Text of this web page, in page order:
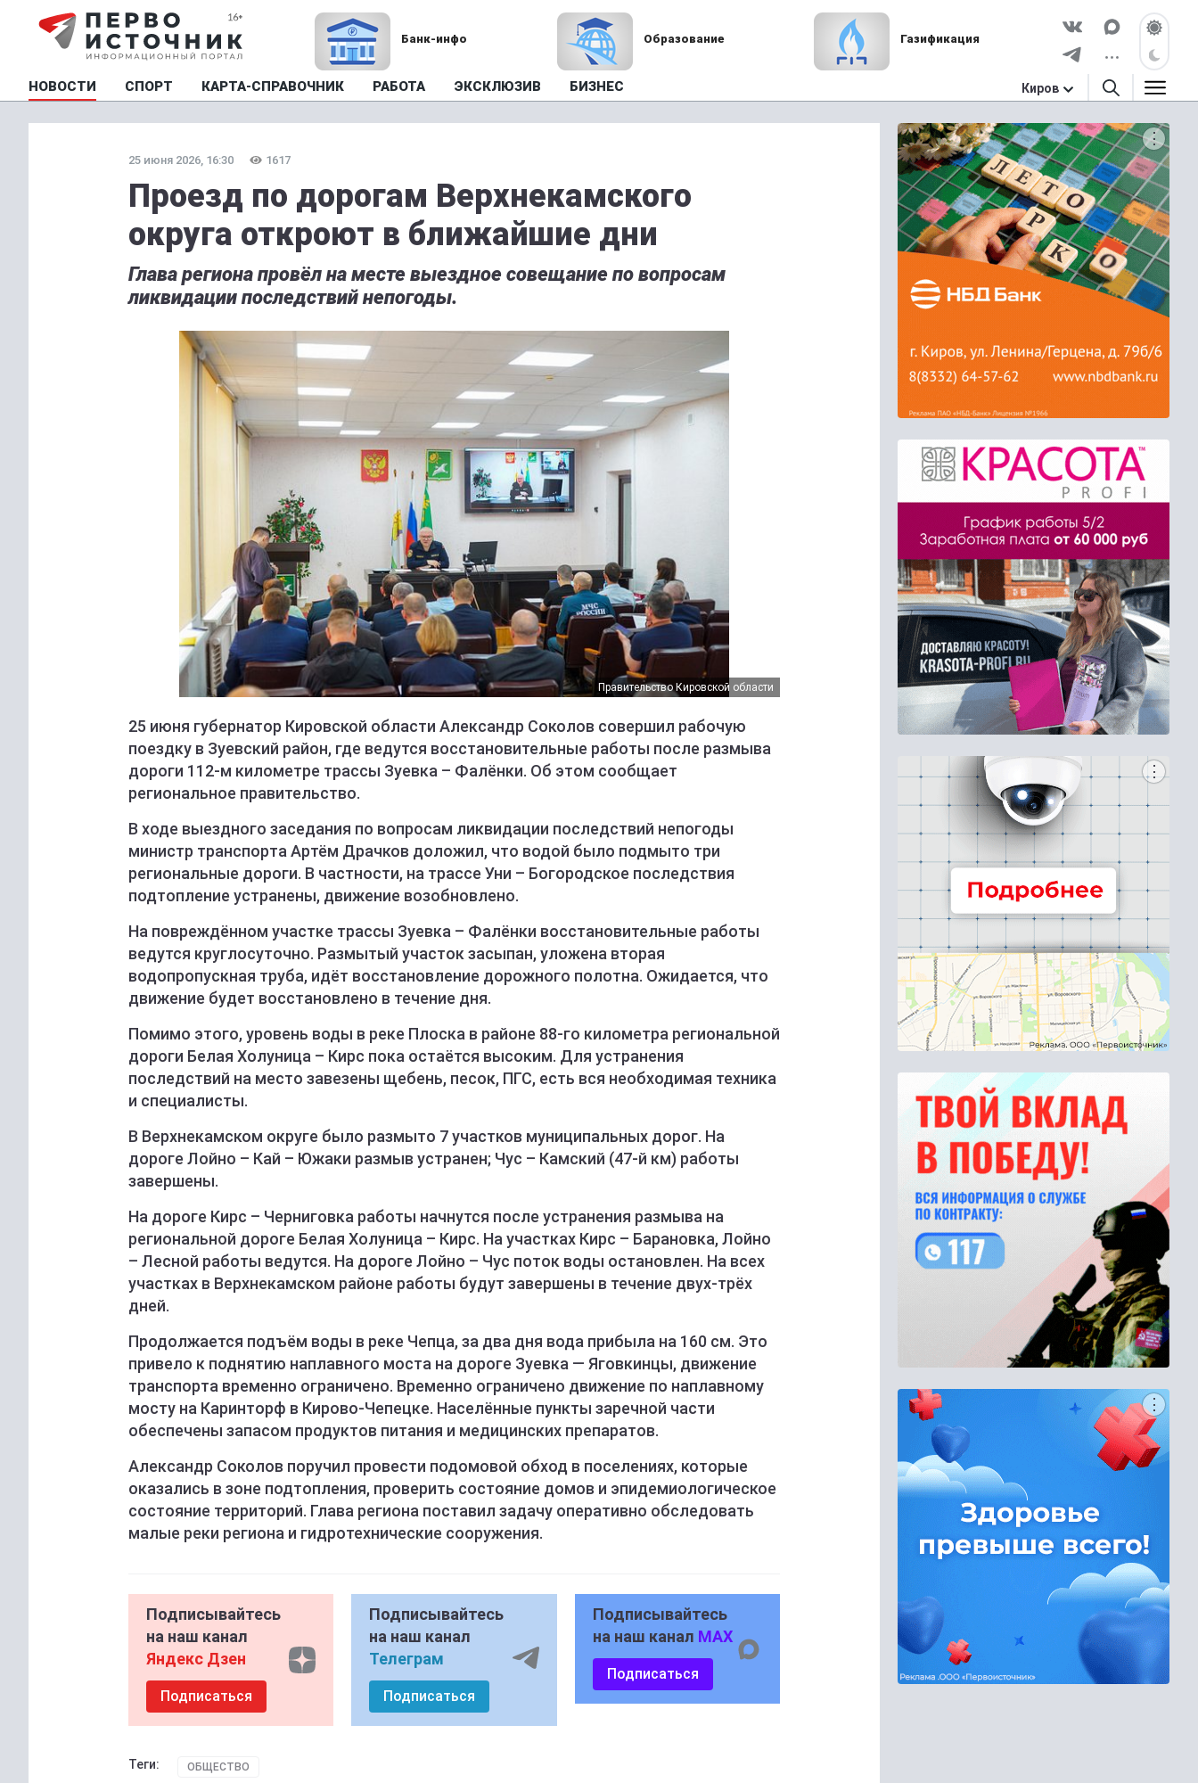
Банк-инфо Образование Газификация
НОВОСТИ СПОРТ КАРТА-СПРАВОЧНИК РАБОТА ЭКСКЛЮЗИВ БИЗНЕС Киров
25 июня 2026, 16:30 1617
Проезд по дорогам Верхнекамского
округа откроют в ближайшие дни
Глава региона провёл на месте выездное совещание по вопросам
ликвидации последствий непогоды.
Правительство Кировской области
25 июня губернатор Кировской области Александр Соколов совершил рабочую
поездку в Зуевский район, где ведутся восстановительные работы после размыва
дороги 112-м километре трассы Зуевка – Фалёнки. Об этом сообщает
региональное правительство.
В ходе выездного заседания по вопросам ликвидации последствий непогоды
министр транспорта Артём Драчков доложил, что водой было подмыто три
региональные дороги. В частности, на трассе Уни – Богородское последствия
подтопление устранены, движение возобновлено.
На повреждённом участке трассы Зуевка – Фалёнки восстановительные работы
ведутся круглосуточно. Размытый участок засыпан, уложена вторая
водопропускная труба, идёт восстановление дорожного полотна. Ожидается, что
движение будет восстановлено в течение дня.
Помимо этого, уровень воды в реке Плоска в районе 88-го километра региональной
дороги Белая Холуница – Кирс пока остаётся высоким. Для устранения
последствий на место завезены щебень, песок, ПГС, есть вся необходимая техника
и специалисты.
В Верхнекамском округе было размыто 7 участков муниципальных дорог. На
дороге Лойно – Кай – Южаки размыв устранен; Чус – Камский (47-й км) работы
завершены.
На дороге Кирс – Черниговка работы начнутся после устранения размыва на
региональной дороге Белая Холуница – Кирс. На участках Кирс – Барановка, Лойно
– Лесной работы ведутся. На дороге Лойно – Чус поток воды остановлен. На всех
участках в Верхнекамском районе работы будут завершены в течение двух-трёх
дней.
Продолжается подъём воды в реке Чепца, за два дня вода прибыла на 160 см. Это
привело к поднятию наплавного моста на дороге Зуевка — Яговкинцы, движение
транспорта временно ограничено. Временно ограничено движение по наплавному
мосту на Каринторф в Кирово-Чепецке. Населённые пункты заречной части
обеспечены запасом продуктов питания и медицинских препаратов.
Александр Соколов поручил провести подомовой обход в поселениях, которые
оказались в зоне подтопления, проверить состояние домов и эпидемиологическое
состояние территорий. Глава региона поставил задачу оперативно обследовать
малые реки региона и гидротехнические сооружения.
Подписывайтесь
на наш канал
Яндекс Дзен
Подписаться
Подписывайтесь
на наш канал
Телеграм
Подписаться
Подписывайтесь
на наш канал MAX
Подписаться
Теги: ОБЩЕСТВО